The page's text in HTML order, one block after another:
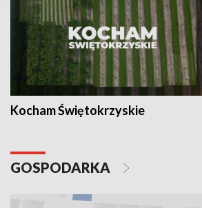
Kocham Świętokrzyskie
GOSPODARKA